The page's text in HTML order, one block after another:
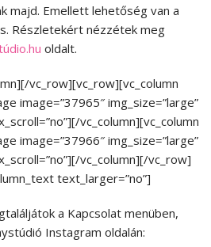
majd. Emellett lehetőség van a
Részletekért nézzétek meg
oldalt.
vc_row][vc_row][vc_column
image=”37965″ img_size=”large”
vc_column][vc_column
image=”37966″ img_size=”large”
vc_column][/vc_row]
text_larger=”no”]
a Kapcsolat menüben,
Instagram oldalán: